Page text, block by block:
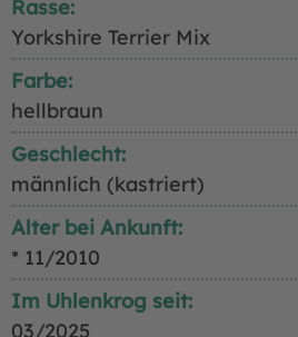
Rasse:
Yorkshire Terrier Mix
Farbe:
hellbraun
Geschlecht:
männlich (kastriert)
Alter bei Ankunft:
* 11/2010
Im Uhlenkrog seit:
03/2025